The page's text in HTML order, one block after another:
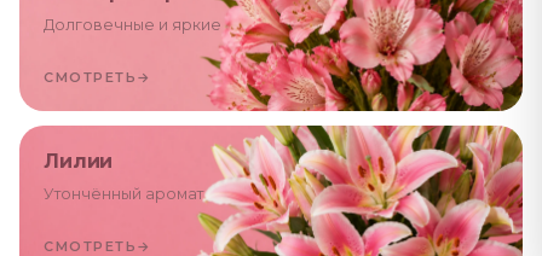
Долговечные и яркие
СМОТРЕТЬ →
Лилии
Утончённый аромат
СМОТРЕТЬ →